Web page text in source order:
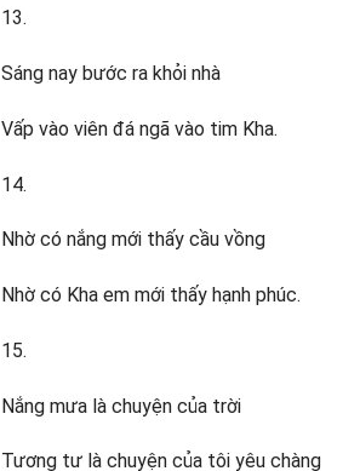
13.
Sáng nay bước ra khỏi nhà
Vấp vào viên đá ngã vào tim Kha.
14.
Nhờ có nắng mới thấy cầu vồng
Nhờ có Kha em mới thấy hạnh phúc.
15.
Nắng mưa là chuyện của trời
Tương tư là chuyện của tôi yêu chàng